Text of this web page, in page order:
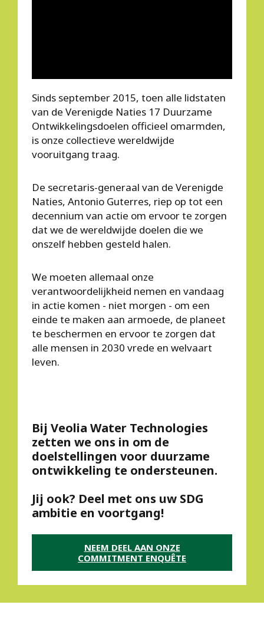
Sinds september 2015, toen alle lidstaten
van de Verenigde Naties 17 Duurzame
Ontwikkelingsdoelen officieel omarmden,
is onze collectieve wereldwijde
vooruitgang traag.
De secretaris-generaal van de Verenigde
Naties, Antonio Guterres, riep op tot een
decennium van actie om ervoor te zorgen
dat we de wereldwijde doelen die we
onszelf hebben gesteld halen.
We moeten allemaal onze
verantwoordelijkheid nemen en vandaag
in actie komen - niet morgen - om een
einde te maken aan armoede, de planeet
te beschermen en ervoor te zorgen dat
alle mensen in 2030 vrede en welvaart
leven.
Bij Veolia Water Technologies
zetten we ons in om de
doelstellingen voor duurzame
ontwikkeling te ondersteunen.
Jij ook? Deel met ons uw SDG
ambitie en voortgang!
NEEM DEEL AAN ONZE
COMMITMENT ENQUÊTE